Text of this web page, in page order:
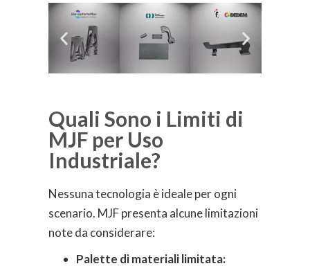
Quali Sono i Limiti di
MJF per Uso
Industriale?
Nessuna tecnologia è ideale per ogni
scenario. MJF presenta alcune limitazioni
note da considerare:
Palette di materiali limitata: